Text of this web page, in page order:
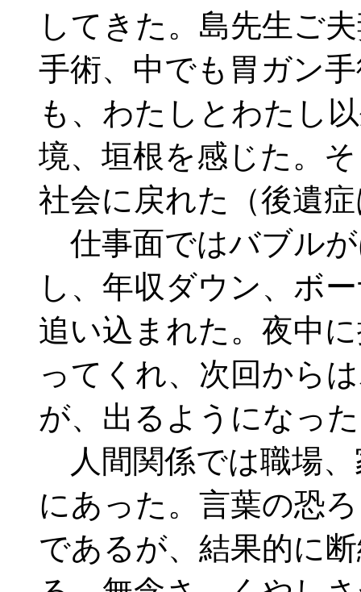
してきた。島先生ご
手術、中でも胃ガン
も、わたしとわたし
境、垣根を感じた。
社会に戻れた（後遺
仕事面ではバブル
し、年収ダウン、ボ
追い込まれた。夜中
ってくれ、次回から
が、出るようになっ
人間関係では職場、
にあった。言葉の恐
であるが、結果的に